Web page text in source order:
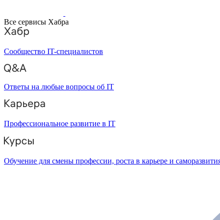
Все сервисы Хабра
Сообщество IT-специалистов
Ответы на любые вопросы об IT
Профессиональное развитие в IT
Обучение для смены профессии, роста в карьере и